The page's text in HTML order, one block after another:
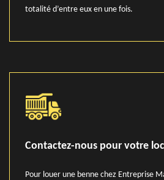
totalité d’entre eux en une fois.
Contactez-nous pour votre
Pour louer une benne chez Entreprise